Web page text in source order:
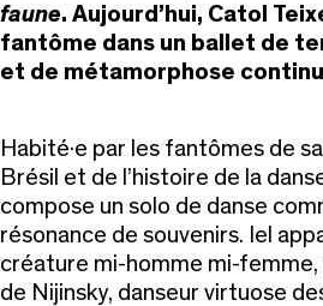
faune. Aujourd’hui, Catol
fantôme dans un ballet de
et de métamorphose
Habité·e par les fantômes de
Brésil et de l’histoire de la
compose un solo de danse
résonance de souvenirs. Iel
créature mi-homme mi-femme,
de Nijinsky, danseur virtuose